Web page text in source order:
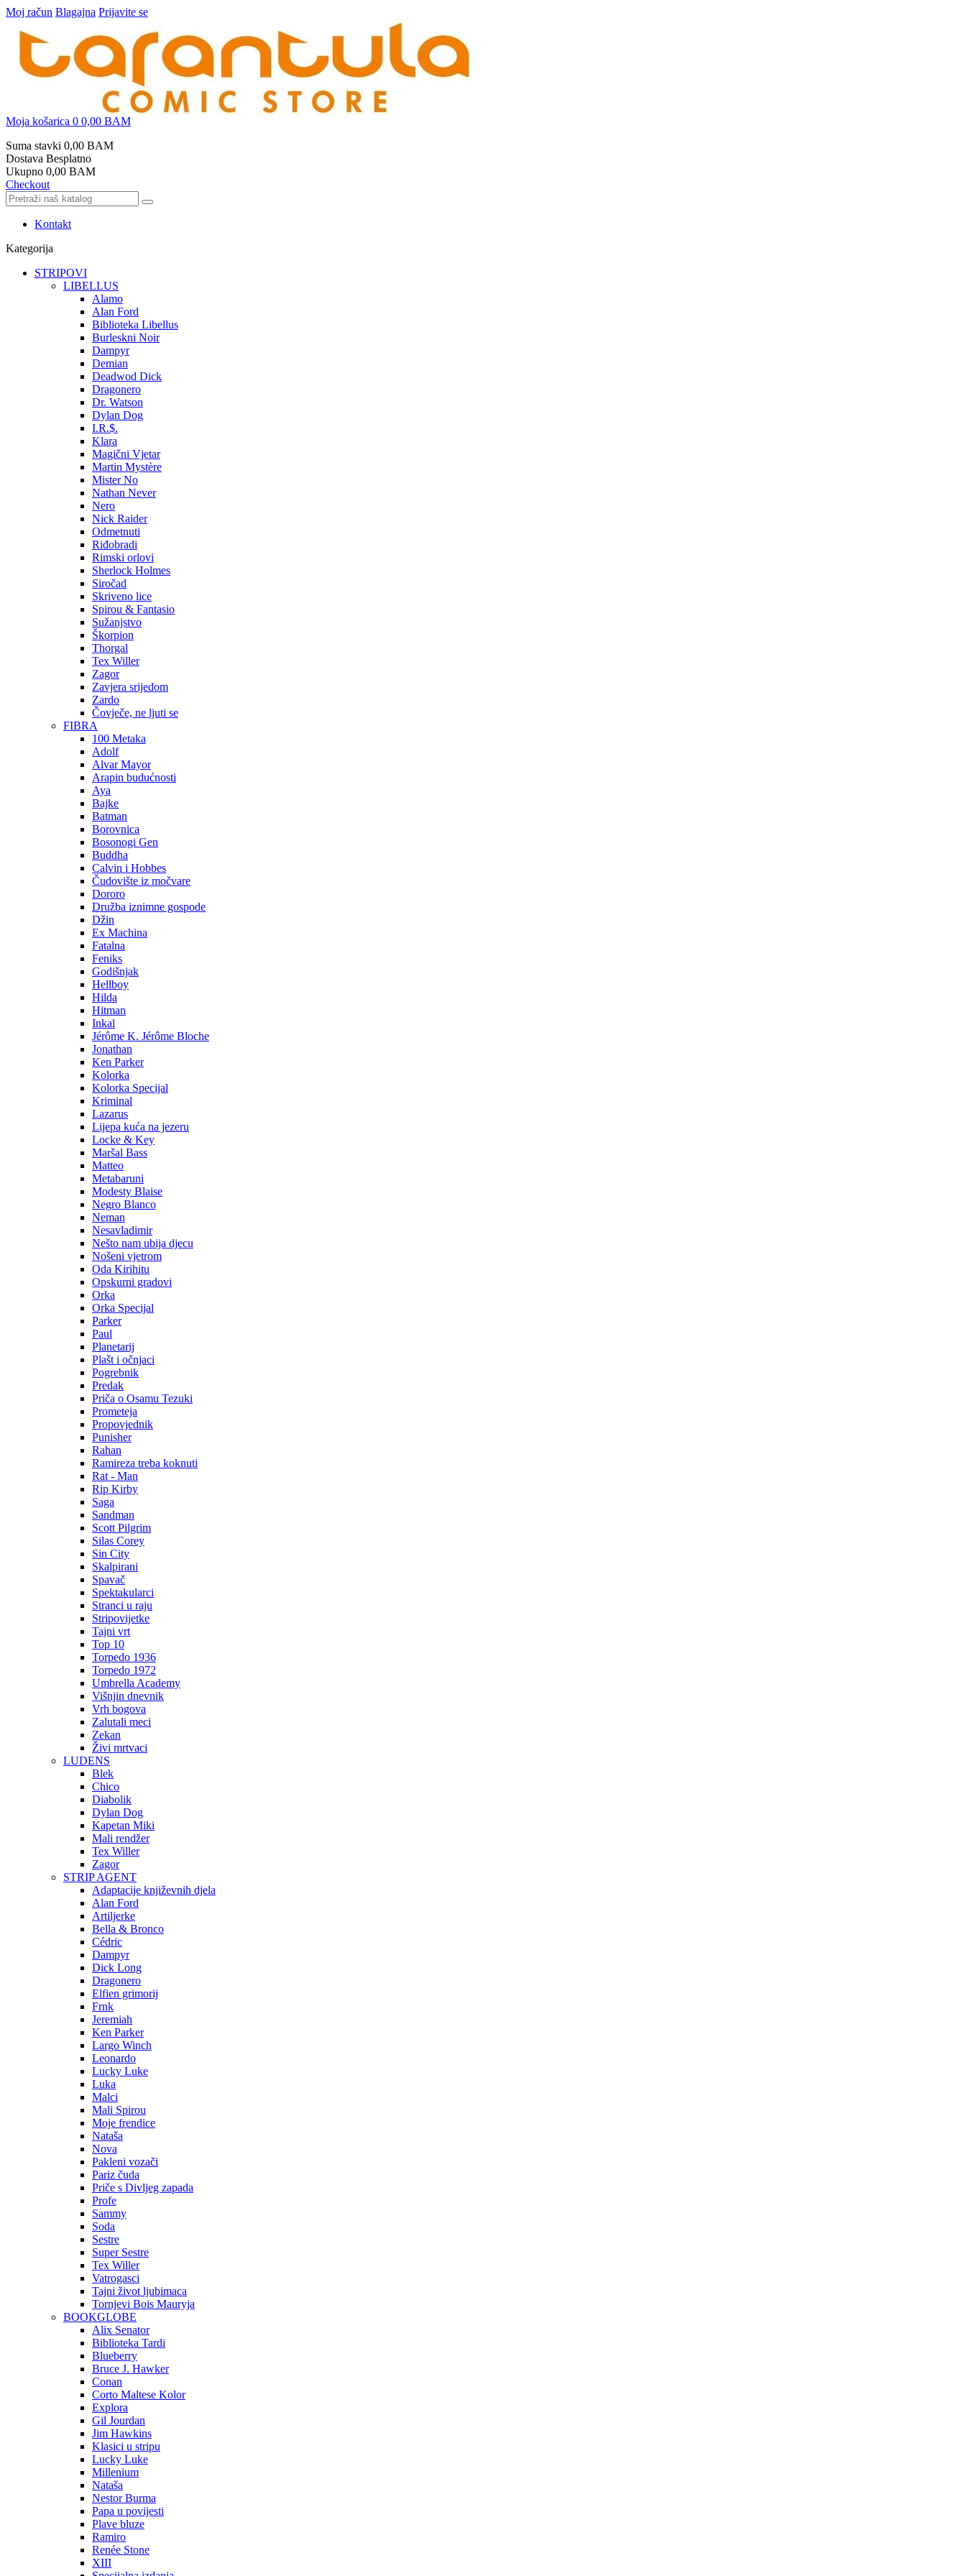
Moj račun Blagajna Prijavite se
Moja košarica 0 0,00 BAM
Suma stavki 0,00 BAM
Dostava Besplatno
Ukupno 0,00 BAM
Checkout
Kontakt
Kategorija
STRIPOVI
LIBELLUS
Alamo
Alan Ford
Biblioteka Libellus
Burleskni Noir
Dampyr
Demian
Deadwod Dick
Dragonero
Dr. Watson
Dylan Dog
I.R.$.
Klara
Magični Vjetar
Martin Mystère
Mister No
Nathan Never
Nero
Nick Raider
Odmetnuti
Riđobradi
Rimski orlovi
Sherlock Holmes
Siročad
Skriveno lice
Spirou & Fantasio
Sužanjstvo
Škorpion
Thorgal
Tex Willer
Zagor
Zavjera srijedom
Zardo
Čovječe, ne ljuti se
FIBRA
100 Metaka
Adolf
Alvar Mayor
Arapin budućnosti
Aya
Bajke
Batman
Borovnica
Bosonogi Gen
Buddha
Calvin i Hobbes
Čudovište iz močvare
Dororo
Družba iznimne gospode
Džin
Ex Machina
Fatalna
Feniks
Godišnjak
Hellboy
Hilda
Hitman
Inkal
Jérôme K. Jérôme Bloche
Jonathan
Ken Parker
Kolorka
Kolorka Specijal
Kriminal
Lazarus
Lijepa kuća na jezeru
Locke & Key
Maršal Bass
Matteo
Metabaruni
Modesty Blaise
Negro Blanco
Neman
Nesavladimir
Nešto nam ubija djecu
Nošeni vjetrom
Oda Kirihitu
Opskurni gradovi
Orka
Orka Specijal
Parker
Paul
Planetarij
Plašt i očnjaci
Pogrebnik
Predak
Priča o Osamu Tezuki
Prometeja
Propovjednik
Punisher
Rahan
Ramireza treba koknuti
Rat - Man
Rip Kirby
Saga
Sandman
Scott Pilgrim
Silas Corey
Sin City
Skalpirani
Spavač
Spektakularci
Stranci u raju
Stripovijetke
Tajni vrt
Top 10
Torpedo 1936
Torpedo 1972
Umbrella Academy
Višnjin dnevnik
Vrh bogova
Zalutali meci
Zekan
Živi mrtvaci
LUDENS
Blek
Chico
Diabolik
Dylan Dog
Kapetan Miki
Mali rendžer
Tex Willer
Zagor
STRIP AGENT
Adaptacije književnih djela
Alan Ford
Artiljerke
Bella & Bronco
Cédric
Dampyr
Dick Long
Dragonero
Elfien grimorij
Frnk
Jeremiah
Ken Parker
Largo Winch
Leonardo
Lucky Luke
Luka
Malci
Mali Spirou
Moje frendice
Nataša
Nova
Pakleni vozači
Pariz čuda
Priče s Divljeg zapada
Profe
Sammy
Soda
Sestre
Super Sestre
Tex Willer
Vatrogasci
Tajni život ljubimaca
Tornjevi Bois Mauryja
BOOKGLOBE
Alix Senator
Biblioteka Tardi
Blueberry
Bruce J. Hawker
Conan
Corto Maltese Kolor
Explora
Gil Jourdan
Jim Hawkins
Klasici u stripu
Lucky Luke
Millenium
Nataša
Nestor Burma
Papa u povijesti
Plave bluze
Ramiro
Renée Stone
XIII